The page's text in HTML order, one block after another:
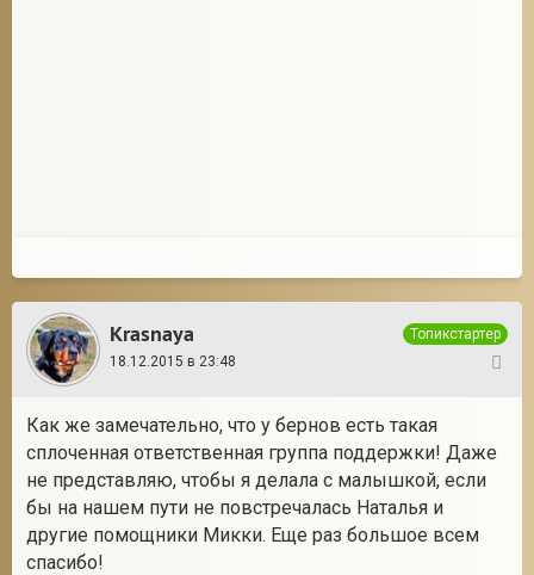
Krasnaya
Топикстартер
18.12.2015 в 23:48
Как же замечательно, что у бернов есть такая
сплоченная ответственная группа поддержки! Даже
не представляю, чтобы я делала с малышкой, если
бы на нашем пути не повстречалась Наталья и
другие помощники Микки. Еще раз большое всем
спасибо!